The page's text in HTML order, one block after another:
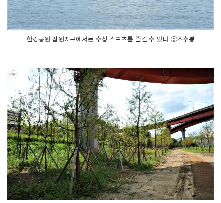
한강공원 잠원지구에서는 수상 스포츠를 즐길 수 있다 ⓒ조수봉